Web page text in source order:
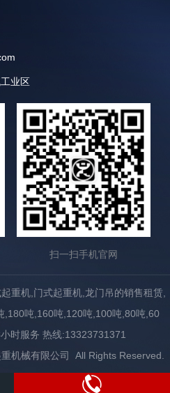
业区
扫一扫手机官网
重机,门式起重机,龙门吊的销售租赁,
,180吨,160吨,120吨,100吨,80吨,60
时服务 热线:13323731371
机械有限公司 All Rights Reserved.